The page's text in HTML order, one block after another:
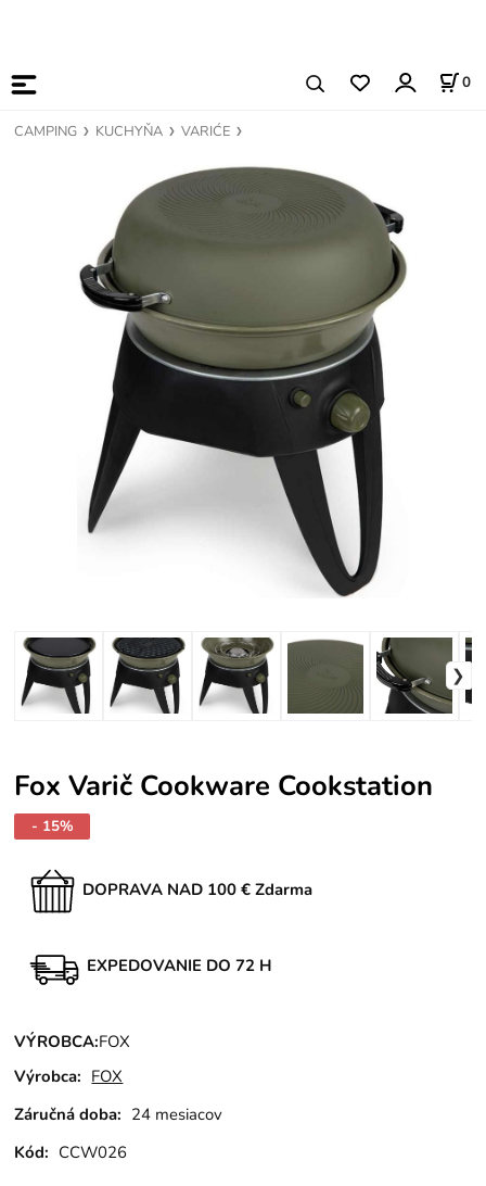
0
CAMPING KUCHYŇA VARIĆE
Fox Varič Cookware Cookstation
- 15%
DOPRAVA NAD 100 € Zdarma
EXPEDOVANIE DO 72 H
VÝROBCA:FOX
Výrobca: FOX
Záručná doba: 24 mesiacov
Kód: CCW026